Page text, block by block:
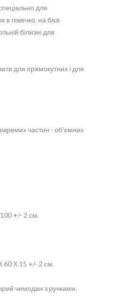
для
в ліжечко, на базі
білизні для
для прямокутних і для
частин - об'ємних
+/- 2 см.
60 Х 15 +/- 2 см.
чемодан з ручками.